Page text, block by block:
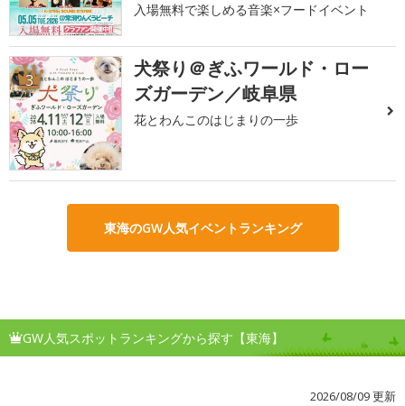
入場無料で楽しめる音楽×フードイベント
3
犬祭り＠ぎふワールド・ロー
ズガーデン／岐阜県
花とわんこのはじまりの一歩
東海のGW人気イベントランキング
GW人気スポットランキングから探す【東海】
2026/08/09 更新